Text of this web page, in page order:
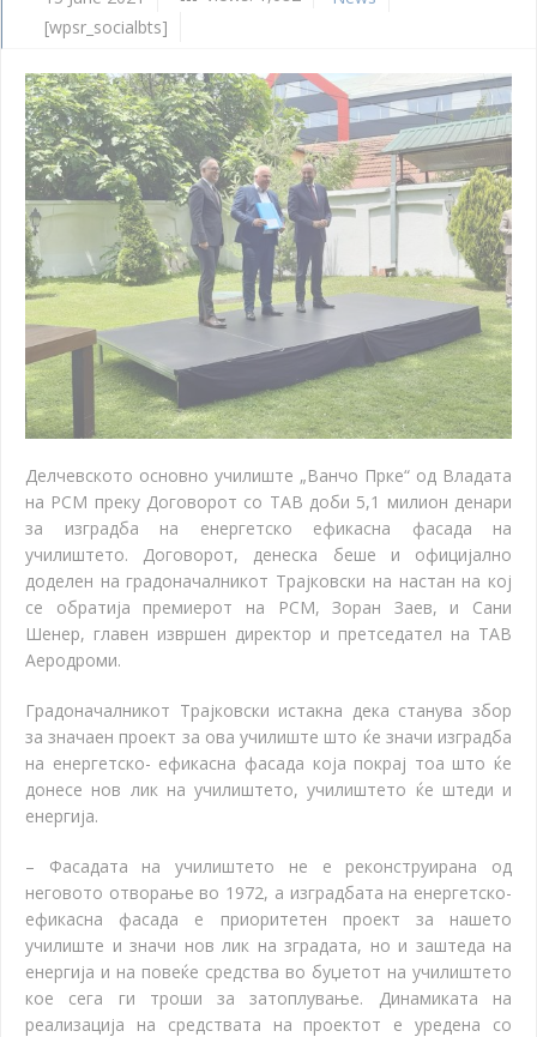
[wpsr_socialbts]
Делчевското основно училиште „Ванчо Прке“ од Владата
на РСМ преку Договорот со ТАВ доби 5,1 милион денари
за изградба на енергетско ефикасна фасада на
училиштето. Договорот, денеска беше и официјално
доделен на градоначалникот Трајковски на настан на кој
се обратија премиерот на РСМ, Зоран Заев, и Сани
Шенер, главен извршен директор и претседател на ТАВ
Аеродроми.
Градоначалникот Трајковски истакна дека станува збор
за значаен проект за ова училиште што ќе значи изградба
на енергетско- ефикасна фасада која покрај тоа што ќе
донесе нов лик на училиштето, училиштето ќе штеди и
енергија.
– Фасадата на училиштето не е реконструирана од
неговото отворање во 1972, а изградбата на енергетско-
ефикасна фасада е приоритетен проект за нашето
училиште и значи нов лик на зградата, но и заштеда на
енергија и на повеќе средства во буџетот на училиштето
кое сега ги троши за затоплување. Динамиката на
реализација на средствата на проектот е уредена со